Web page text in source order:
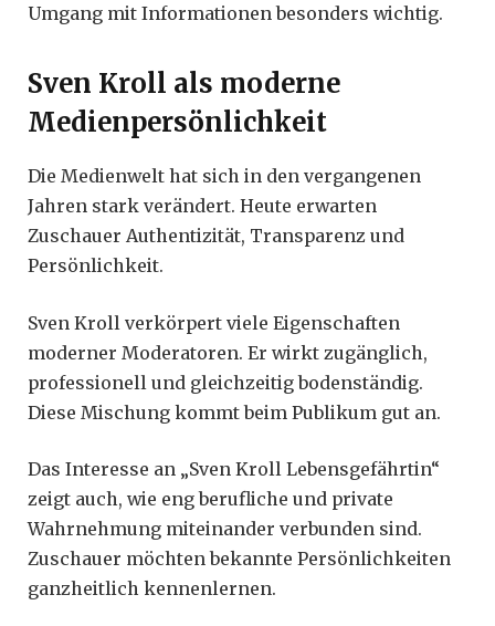
Umgang mit Informationen besonders wichtig.
Sven Kroll als moderne
Medienpersönlichkeit
Die Medienwelt hat sich in den vergangenen
Jahren stark verändert. Heute erwarten
Zuschauer Authentizität, Transparenz und
Persönlichkeit.
Sven Kroll verkörpert viele Eigenschaften
moderner Moderatoren. Er wirkt zugänglich,
professionell und gleichzeitig bodenständig.
Diese Mischung kommt beim Publikum gut an.
Das Interesse an „Sven Kroll Lebensgefährtin“
zeigt auch, wie eng berufliche und private
Wahrnehmung miteinander verbunden sind.
Zuschauer möchten bekannte Persönlichkeiten
ganzheitlich kennenlernen.